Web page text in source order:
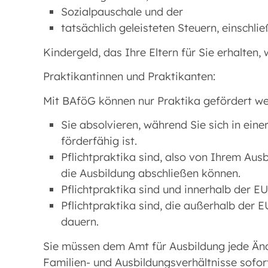
Sozialpauschale und der
tatsächlich geleisteten Steuern,
Kindergeld, das Ihre Eltern für Sie erhalten,
Praktikantinnen und Praktikanten:
Mit BAföG können nur Praktika gefördert
Sie absolvieren, während Sie sich in
förderfähig ist.
Pflichtpraktika sind, also von Ihrem
die Ausbildung abschließen können.
Pflichtpraktika sind und innerhalb der
Pflichtpraktika sind, die außerhalb der
dauern.
Sie müssen dem Amt für Ausbildung jede
Familien- und Ausbildungsverhältnisse